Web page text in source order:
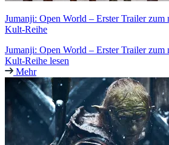
Jumanji: Open World – Erster Trailer zum
Kult-Reihe
Jumanji: Open World – Erster Trailer zum
Kult-Reihe lesen
Mehr